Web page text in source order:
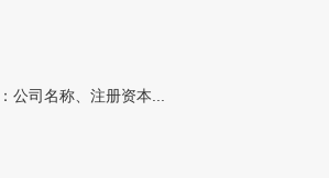
公司名称、注册资本...